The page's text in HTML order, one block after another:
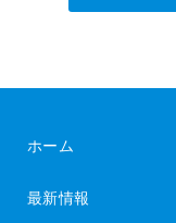
ホーム
最新情報